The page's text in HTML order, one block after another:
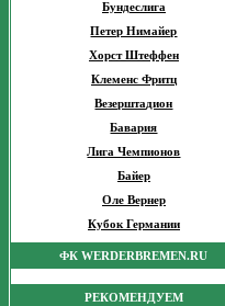
Бундеслига
Петер Нимайер
Хорст Штеффен
Клеменс Фритц
Везерштадион
Бавария
Лига Чемпионов
Байер
Оле Вернер
Кубок Германии
ФК WERDERBREMEN.RU
РЕКОМЕНДУЕМ